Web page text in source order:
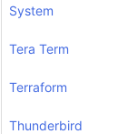
System
Tera Term
Terraform
Thunderbird